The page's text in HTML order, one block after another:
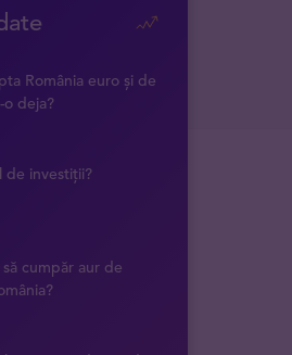
România euro și de
o deja?
de investiții?
cumpăr aur de